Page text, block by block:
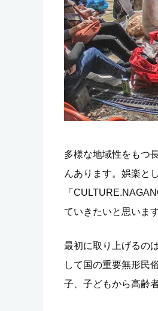
多様な地域性をもつ
んあります。娯楽と
「
ていきたいと思います
最初に取り上げるのは
して国の重要無形民
子、子どもから高齢